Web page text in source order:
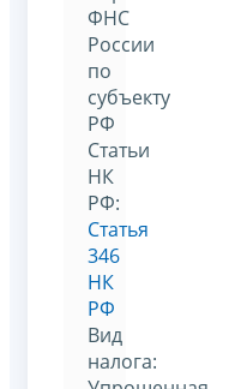
ФНС
России
по
субъекту
РФ
Статьи
НК
РФ:
Статья
346
НК
РФ
Вид
налога: